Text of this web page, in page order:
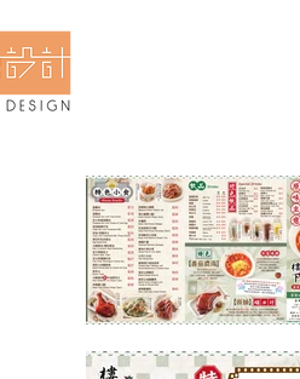
- 聯想設計
- Vision Design